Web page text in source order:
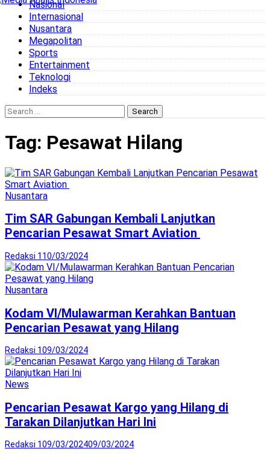
content
Nasional
Internasional
Nusantara
Megapolitan
Sports
Entertainment
Teknologi
Indeks
Search
for:
Tag: Pesawat Hilang
Nusantara
Tim SAR Gabungan Kembali Lanjutkan
Pencarian Pesawat Smart Aviation
Redaksi 1 10/03/2024
Nusantara
Kodam VI/Mulawarman Kerahkan Bantuan
Pencarian Pesawat yang Hilang
Redaksi 109/03/2024
News
Pencarian Pesawat Kargo yang Hilang di
Tarakan Dilanjutkan Hari Ini
Redaksi 109/03/202409/03/2024